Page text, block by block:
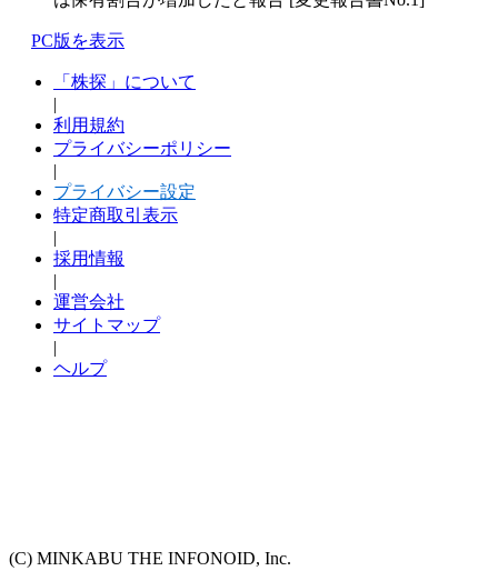
PC版を表示
「株探」について
|
利用規約
プライバシーポリシー
|
プライバシー設定
特定商取引表示
|
採用情報
|
運営会社
サイトマップ
|
ヘルプ
(C) MINKABU THE INFONOID, Inc.